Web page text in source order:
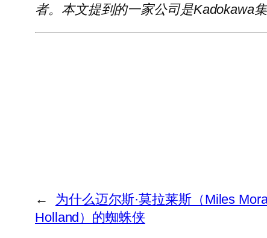
者。本文提到的一家公司是Kadokawa
←
为什么迈尔斯·莫拉莱斯（Miles
Holland）的蜘蛛侠